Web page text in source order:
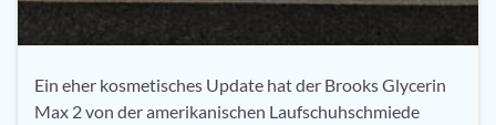
Ein eher kosmetisches Update hat der Brooks Glycerin
Max 2 von der amerikanischen Laufschuhschmiede